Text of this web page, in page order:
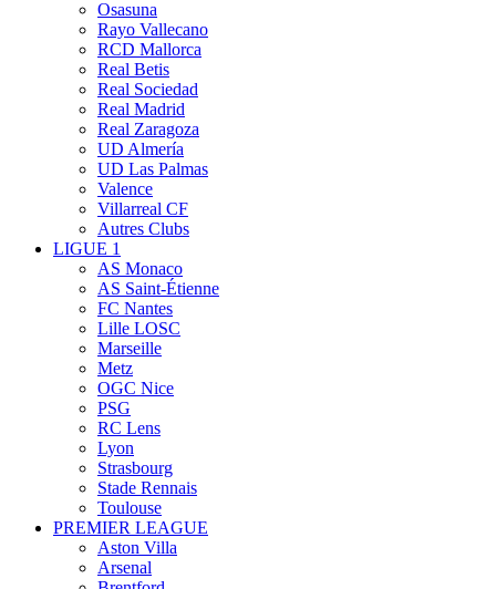
Osasuna
Rayo Vallecano
RCD Mallorca
Real Betis
Real Sociedad
Real Madrid
Real Zaragoza
UD Almería
UD Las Palmas
Valence
Villarreal CF
Autres Clubs
LIGUE 1
AS Monaco
AS Saint-Étienne
FC Nantes
Lille LOSC
Marseille
Metz
OGC Nice
PSG
RC Lens
Lyon
Strasbourg
Stade Rennais
Toulouse
PREMIER LEAGUE
Aston Villa
Arsenal